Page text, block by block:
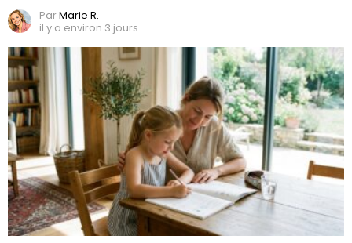
ParMarie R.
il y a environ 3 jours